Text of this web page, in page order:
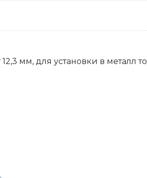
мм, для установки в металл